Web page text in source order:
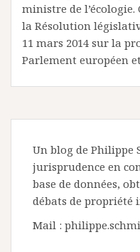
ministre de l’écologie.
la Résolution
11 mars 2014 sur la
Parlement européen
Un blog de Philippe
jurisprudence en
base de données,
débats de propriété
Mail :